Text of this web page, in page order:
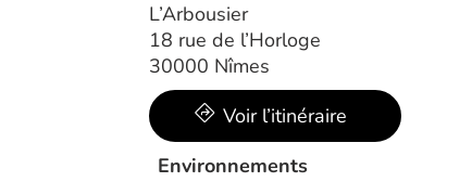
L’Arbousier
18 rue de l’Horloge
30000 Nîmes
Voir l’itinéraire
Environnements